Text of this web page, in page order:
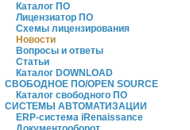
Каталог ПО
Лицензиатор ПО
Схемы лицензирования
Новости
Вопросы и ответы
Статьи
Каталог DOWNLOAD
СВОБОДНОЕ ПО/OPEN SOURCE
Каталог свободного ПО
СИСТЕМЫ АВТОМАТИЗАЦИИ
ERP-система iRenaissance